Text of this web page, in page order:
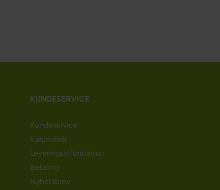
KUNDESERVICE
Kundeservice
Kjøpsvilkår
Leveringsinformasjon
Betaling
Nyhetsbrev